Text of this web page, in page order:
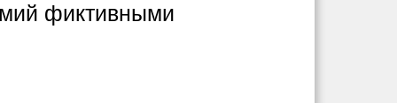
фиктивными